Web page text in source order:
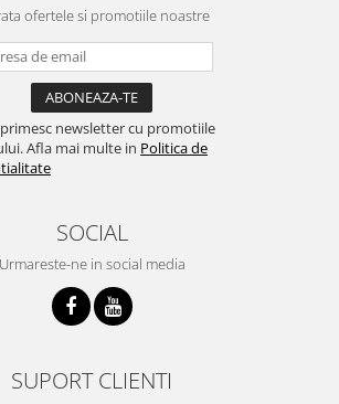
ofertele si promotiile noastre
newsletter cu promotiile
Afla mai multe in Politica de
SOCIAL
Urmareste-ne in social media
SUPORT CLIENTI